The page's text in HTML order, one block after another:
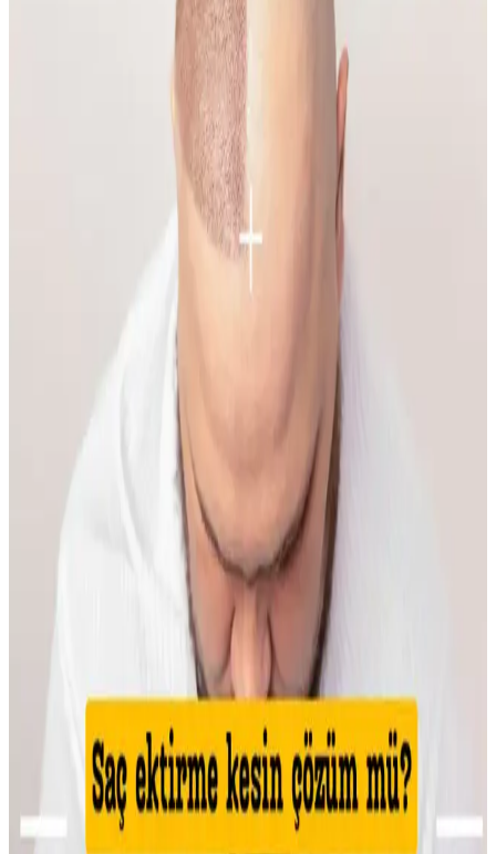
Gelin makyajında doğal görünüm ile profesyonel fotoğraflarda
belirginlik dengelenmeli. Kaş, göz, allık, highlighter ve dudak
uygulamalarında doğru renk ve teknikler kullanılmalı, makyaj
Yüzde Belirli Bölgedeki Sivilce ve
Hiperpigmentasyonun Nedenleri ve Etkili Çözümleri
Yüzde belirli bir alandaki sivilce ve hiperpigmentasyonun nedenleri
temas dermatiti, bakteriyel enfeksiyon ve çevresel faktörler olabilir.
Doğru bakım ve dermatolojik destekle sorun yönetilebilir.
Makyaja Yeniden Başlamak İçin Temel Ürünler ve
Makyaja dönüşte cilt hazırlığı, doğru ürün seçimi ve göz yapısına
renk ve uyumu sağlar, günlük hayata kolaylıkla adapte olur.
İlkbahar ve Yaz Düğünleri İçin Doğal ve Şık
Makyaj Teknikleri ve Ürün Önerileri
İlkbahar ve yaz düğünlerinde doğal ve uyumlu makyaj için cilt tonu
uyumu, doğru ürün seçimi ve özel günlere uygun teknikler
önemlidir. Nemlendirme ve kirpik bakımı görünümü tamamlar.
Kaş Bölgesindeki Sivilceyi Gizlemek ve İyileştirmek
İçin Etkili Yöntemler
Kaş bölgesinde oluşan sivilcelerde buz uygulaması, antibakteriyel
kremler ve hidrojel bant kullanımı ile şişlik azaltılır. Yeşil renk
düzeltici ve kapatıcı ile makyajla görünüm minimize edilir, cilt
sağlığı korunur.
Makyajda Kötü Günlerin Nedenleri, Çözümleri ve
Psikolojik Etkileri Üzerine Analiz
Makyajda kötü günlerin teknik nedenleri, cilt koşullarının etkisi ve
uygulama hataları detaylıca inceleniyor. Ayrıca, psikolojik etkiler ve
sosyal algı üzerine önemli bilgiler sunuluyor.